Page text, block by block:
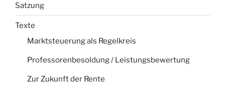
Satzung
Texte
Marktsteuerung als Regelkreis
Professorenbesoldung / Leistungsbewertung
Zur Zukunft der Rente